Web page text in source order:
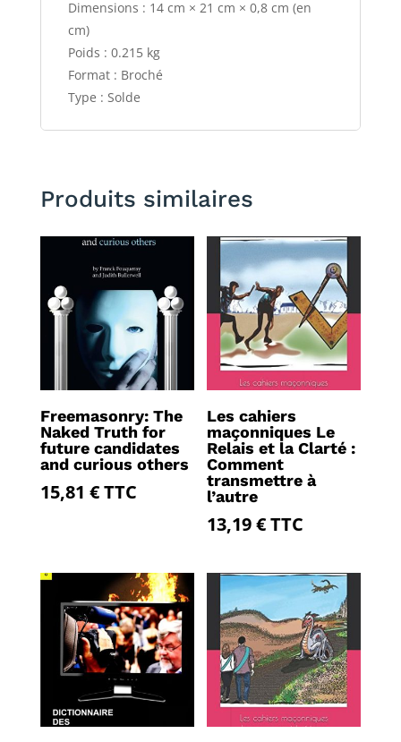
Dimensions : 14 cm × 21 cm × 0,8 cm (en
cm)
Poids : 0.215 kg
Format : Broché
Type : Solde
Produits similaires
Freemasonry: The
Naked Truth for
future candidates
and curious others
15,81 €TTC
Les cahiers
maçonniques Le
Relais et la Clarté :
Comment
transmettre à
l’autre
13,19€TTC